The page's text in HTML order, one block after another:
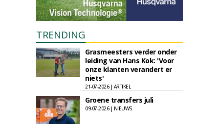
TRENDING
Grasmeesters verder onder
leiding van Hans Kok: 'Voor
onze klanten verandert er
niets'
21-07-2026 | ARTIKEL
Groene transfers juli
09-07-2026 | NIEUWS